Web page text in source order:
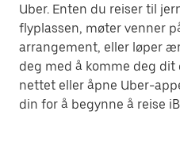
Uber. Enten du reiser til
flyplassen, møter venner
arrangement, eller løper
deg med å komme deg dit
nettet eller åpne Uber-
din for å begynne å reise